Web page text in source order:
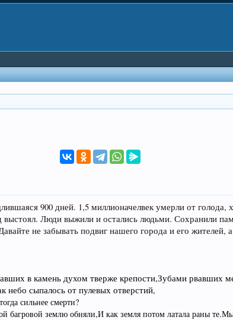
900 дней. 1,5 миллионачелвек умерли от
Люди выжили и остались людьми. Сохранили
не забывать подвиг нашего города и его
в камень духом тверже крепости,Зубами рвавших
небо сыпалось от пулевых отверстий,
сильнее смерти?
багровой землю обняли,И как земля потом латала раны те.Мы